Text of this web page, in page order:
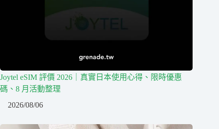
Joytel eSIM 評價 2026｜真實日本使用心得、限時優惠
碼、8 月活動整理
2026/08/06